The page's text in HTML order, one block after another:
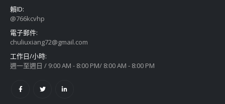
賴ID:
@766kcvhp
電子郵件:
chuliuxiang72@gmail.com
工作日/小時:
週一至週日 / 9:00 AM - 8:00 PM/ 8:00 AM - 8:00 PM